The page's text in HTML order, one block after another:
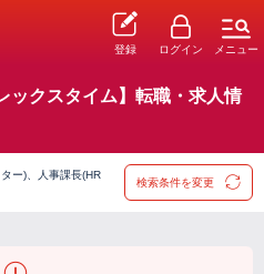
登録 ログイン メニュー
ックスタイム】転職・求人情
ー)、人事課長(HR
検索条件を変更